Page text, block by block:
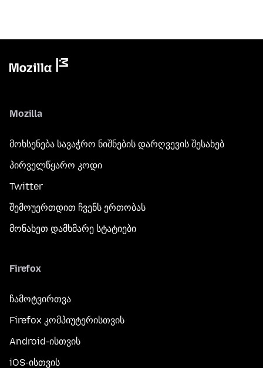
Mozilla
მოხსენება სავაჭრო ნიშნების დარღვევის შესახებ
პირველწყარო კოდი
Twitter
შემოუერთდით ჩვენს ერთობას
მონახეთ დამხმარე სტატიები
Firefox
ჩამოტვირთვა
Firefox კომპიუტერისთვის
Android-ისთვის
iOS-ისთვის